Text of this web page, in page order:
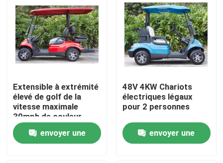
Maison
Produits
Extensible à extrémité
élevé de golf de la
vitesse maximale
30mph de couleur
personnalisable
électrique de chariot
envoyer une
48V 4KW Chariots
électriques légaux
pour 2 personnes
envoyer une